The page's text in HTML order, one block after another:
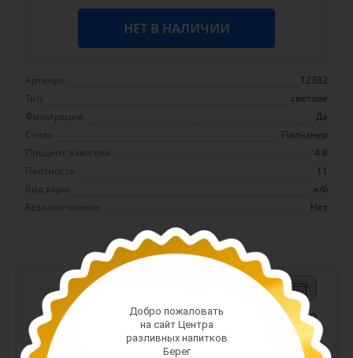
НЕТ В НАЛИЧИИ
Артикул
12382
Тип
светлое
Фильтрация
Да
Стиль
Пильзнер
Процент алкоголя
4.8
Плотность
11
Вид тары
ж/б
Безалкогольное
Нет
+
Арт. 10990
Добро пожаловать
на сайт Центра
разливных напитков
Берег